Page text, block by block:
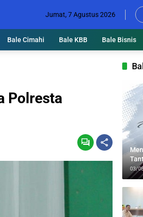
Jumat, 7 Agustus 2026
Bale Cimahi Bale KBB Bale Bisnis
Polresta
03/